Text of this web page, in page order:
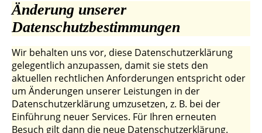
Änderung unserer
Datenschutzbestimmungen
Wir behalten uns vor, diese Datenschutzerklärung
gelegentlich anzupassen, damit sie stets den
aktuellen rechtlichen Anforderungen entspricht oder
um Änderungen unserer Leistungen in der
Datenschutzerklärung umzusetzen, z. B. bei der
Einführung neuer Services. Für Ihren erneuten
Besuch gilt dann die neue Datenschutzerklärung.